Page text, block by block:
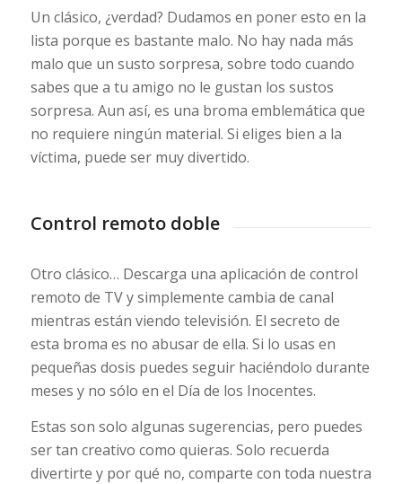
Un clásico, ¿verdad? Dudamos en poner esto en la
lista porque es bastante malo. No hay nada más
malo que un susto sorpresa, sobre todo cuando
sabes que a tu amigo no le gustan los sustos
sorpresa. Aun así, es una broma emblemática que
no requiere ningún material. Si eliges bien a la
víctima, puede ser muy divertido.
Control remoto doble
Otro clásico… Descarga una aplicación de control
remoto de TV y simplemente cambia de canal
mientras están viendo televisión. El secreto de
esta broma es no abusar de ella. Si lo usas en
pequeñas dosis puedes seguir haciéndolo durante
meses y no sólo en el Día de los Inocentes.
Estas son solo algunas sugerencias, pero puedes
ser tan creativo como quieras. Solo recuerda
divertirte y por qué no, comparte con toda nuestra